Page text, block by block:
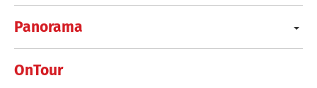
Panorama
OnTour